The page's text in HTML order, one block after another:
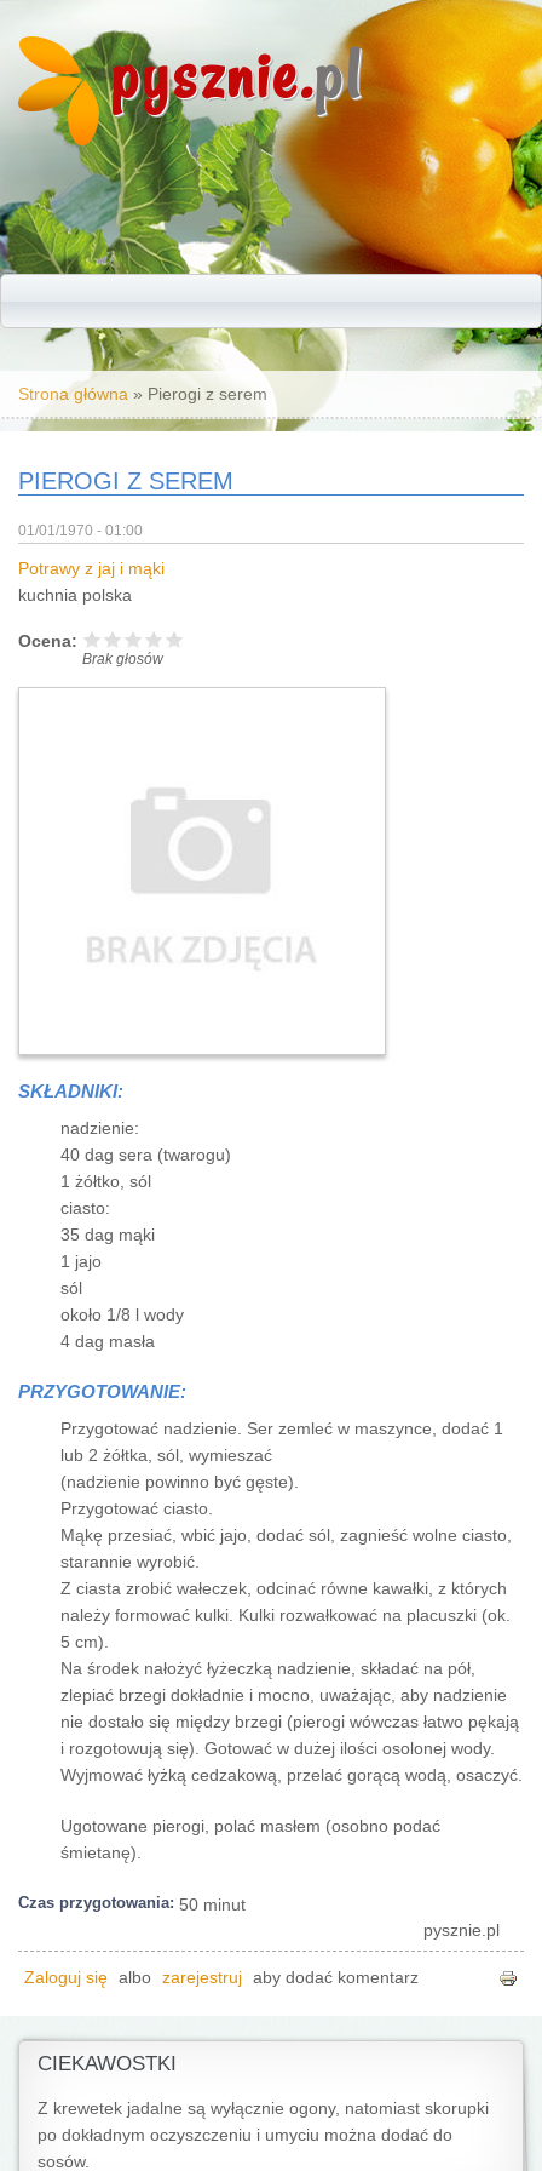
pysznie.pl
Jesteś tutaj
Strona główna » Pierogi z serem
PIEROGI Z SEREM
01/01/1970 - 01:00
Potrawy z jaj i mąki
kuchnia polska
Ocena:
Brak głosów
SKŁADNIKI:
nadzienie:
40 dag sera (twarogu)
1 żółtko, sól
ciasto:
35 dag mąki
1 jajo
sól
około 1/8 l wody
4 dag masła
PRZYGOTOWANIE:
Przygotować nadzienie. Ser zemleć w maszynce, dodać 1
lub 2 żółtka, sól, wymieszać
(nadzienie powinno być gęste).
Przygotować ciasto.
Mąkę przesiać, wbić jajo, dodać sól, zagnieść wolne ciasto,
starannie wyrobić.
Z ciasta zrobić wałeczek, odcinać równe kawałki, z których
należy formować kulki. Kulki rozwałkować na placuszki (ok.
5 cm).
Na środek nałożyć łyżeczką nadzienie, składać na pół,
zlepiać brzegi dokładnie i mocno, uważając, aby nadzienie
nie dostało się między brzegi (pierogi wówczas łatwo pękają
i rozgotowują się). Gotować w dużej ilości osolonej wody.
Wyjmować łyżką cedzakową, przelać gorącą wodą, osaczyć.
Ugotowane pierogi, polać masłem (osobno podać
śmietanę).
Czas przygotowania: 50 minut
pysznie.pl
Zaloguj się albo zarejestruj aby dodać komentarz
CIEKAWOSTKI
Z krewetek jadalne są wyłącznie ogony, natomiast skorupki
po dokładnym oczyszczeniu i umyciu można dodać do
sosów.